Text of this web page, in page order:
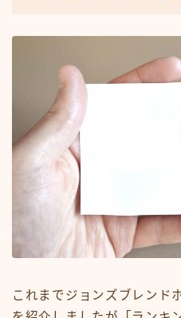
これまでジョンズブレンド